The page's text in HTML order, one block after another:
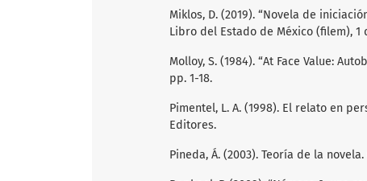
Miklos, D. (2019). “Novela de
Libro del Estado de México (filem), 1
Molloy, S. (1984). “At Face Value:
pp. 1-18.
Pimentel, L. A. (1998). El relato en
Editores.
Pineda, Á. (2003). Teoría de la